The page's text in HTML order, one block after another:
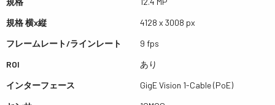
規格 横x縦
4128 x 3008 px
フレームレート/ラインレート
9 fps
ROI
あり
インターフェース
GigE Vision 1-Cable (PoE)